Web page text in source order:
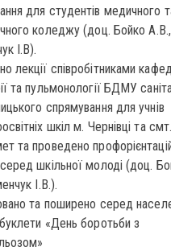
для студентів медичного
коледжу (доц. Бойко
І.В).
лекції співробітниками
та пульмонології БДМУ
спрямування для учнів
шкіл м. Чернівці та смт.
та проведено
шкільної молоді (доц.
І.В.).
та поширено серед
«День боротьби з